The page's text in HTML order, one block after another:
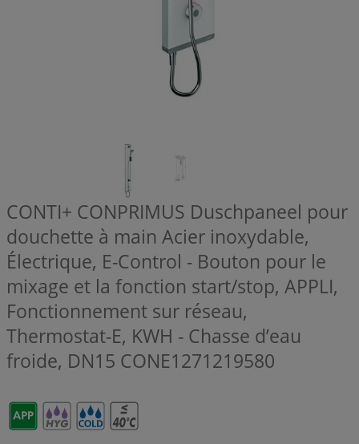
CONTI+ CONPRIMUS Duschpaneel pour
douchette à main Acier inoxydable,
Électrique, E-Control - Bouton pour le
mixage et la fonction start/stop, APPLI,
Fonctionnement sur réseau,
Thermostat-E, KWH - Chasse d’eau
froide, DN15 CONE1271219580